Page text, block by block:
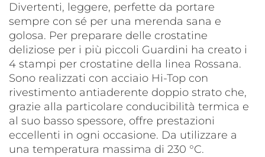
Divertenti, leggere, perfette da portare
sempre con sé per una merenda sana e
golosa. Per preparare delle crostatine
deliziose per i più piccoli Guardini ha creato i
4 stampi per crostatine della linea Rossana.
Sono realizzati con acciaio Hi-Top con
rivestimento antiaderente doppio strato che,
grazie alla particolare conducibilità termica e
al suo basso spessore, offre prestazioni
eccellenti in ogni occasione. Da utilizzare a
una temperatura massima di 230 °C.